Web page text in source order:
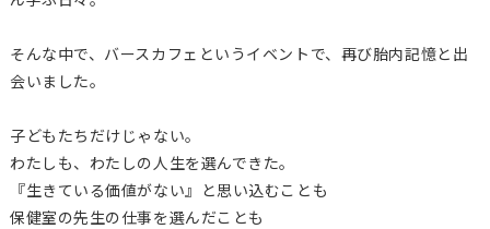
そんな中で、バースカフェというイベントで、再び胎内記憶と出
会いました。
子どもたちだけじゃない。
わたしも、わたしの人生を選んできた。
『生きている価値がない』と思い込むことも
保健室の先生の仕事を選んだことも